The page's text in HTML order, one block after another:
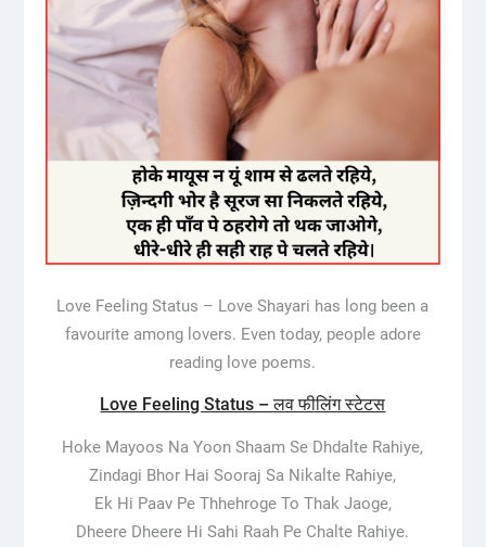
Love Feeling Status – Love Shayari has long been a
favourite among lovers. Even today, people adore
reading love poems.
Love Feeling Status – लव फीलिंग स्टेटस
Hoke Mayoos Na Yoon Shaam Se Dhdalte Rahiye,
Zindagi Bhor Hai Sooraj Sa Nikalte Rahiye,
Ek Hi Paav Pe Thhehroge To Thak Jaoge,
Dheere Dheere Hi Sahi Raah Pe Chalte Rahiye.